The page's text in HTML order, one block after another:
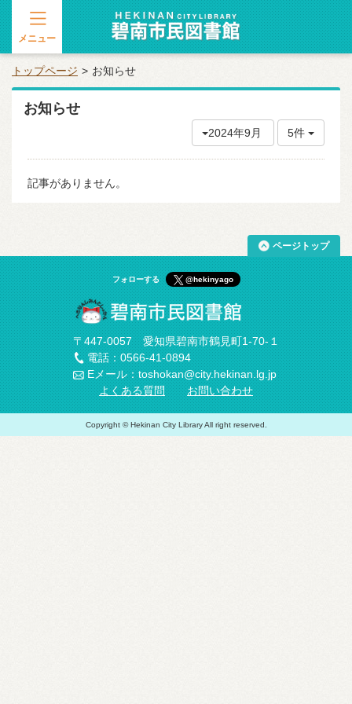
メニュー
トップページ お知らせ
お知らせ
2024年9月 5件
記事がありません。
ページトップ
フォローする @hekinyago
〒447-0057 愛知県碧南市鶴見町1-70-１
電話：0566-41-0894
Eメール：toshokan@city.hekinan.lg.jp
よくある質問
お問い合わせ
Copyright © Hekinan City Library All right reserved.